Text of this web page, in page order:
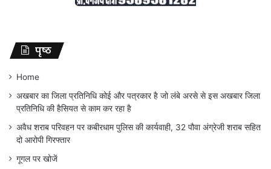
पृष्ठ
Home
अखबार का जिला प्रतिनिधि कोई और पत्रकार है जो लंबे अरसे से इस अखबार जिला
प्रतिनिधि की हैसियत से काम कर रहा है
अवैध शराब परिवहन पर कबीरधाम पुलिस की कार्यवाही, 32 पौवा अंग्रेजी शराब सहित
दो आरोपी गिरफ्तार
गूगल पर खोजें